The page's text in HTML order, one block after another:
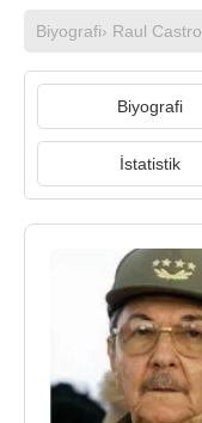
Biyografi› Raul Castro
Biyografi
İstatistik